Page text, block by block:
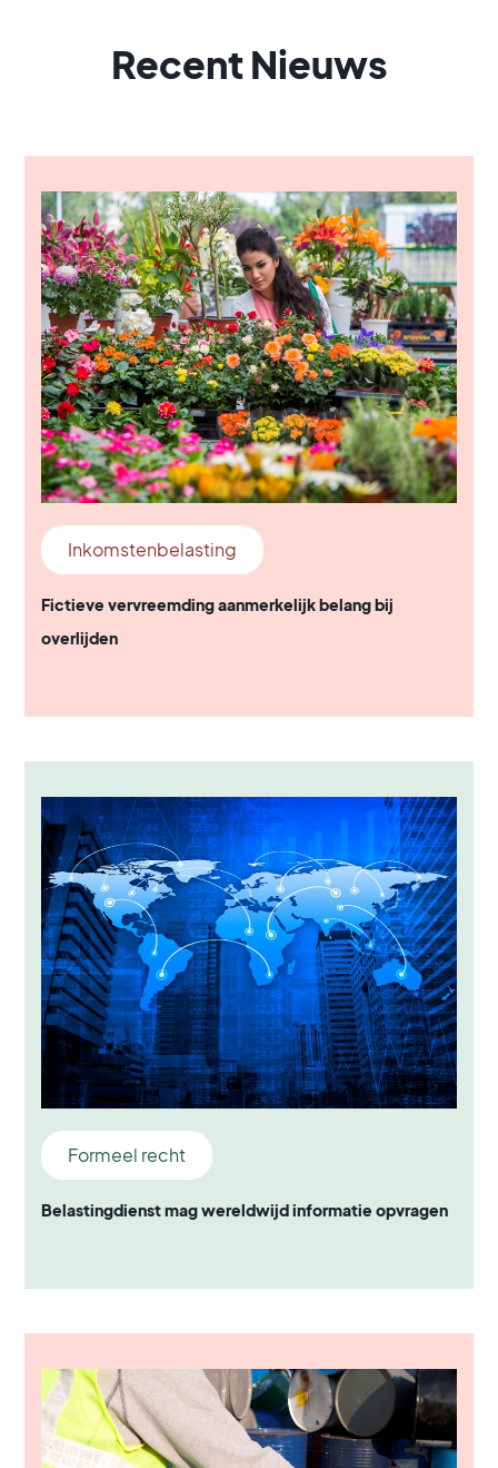
Recent Nieuws
Inkomstenbelasting
Fictieve vervreemding aanmerkelijk belang bij
overlijden
Formeel recht
Belastingdienst mag wereldwijd informatie opvragen